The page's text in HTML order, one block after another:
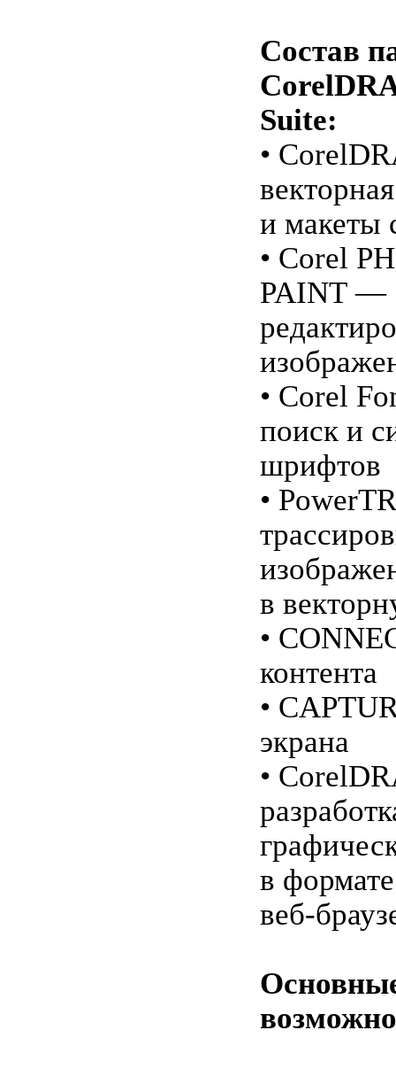
Состав
Suite:
•
и макеты
• Corel
PAINT —
• Corel
поиск и
шрифтов
•
в
•
контента
•
экрана
•
в
веб-